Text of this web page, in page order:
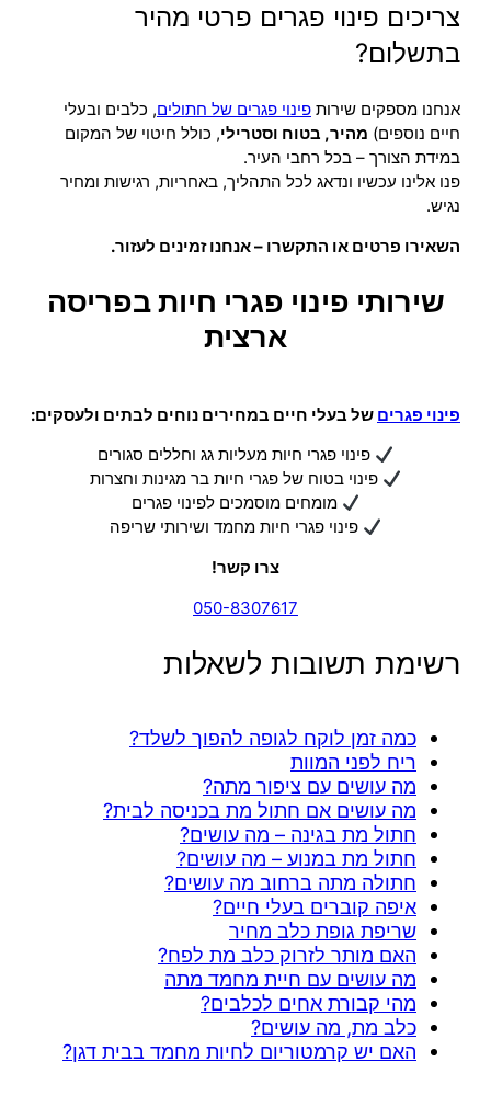
צריכים פינוי פגרים פרטי מהיר
בתשלום?
אנחנו מספקים שירות פינוי פגרים של חתולים, כלבים ובעלי
חיים נוספים) מהיר, בטוח וסטרילי, כולל חיטוי של המקום
במידת הצורך – בכל רחבי העיר.
פנו אלינו עכשיו ונדאג לכל התהליך, באחריות, רגישות ומחיר
נגיש.
השאירו פרטים או התקשרו – אנחנו זמינים לעזור.
שירותי פינוי פגרי חיות בפריסה
ארצית
פינוי פגרים של בעלי חיים במחירים נוחים לבתים ולעסקים:
פינוי פגרי חיות מעליות גג וחללים סגורים
פינוי בטוח של פגרי חיות בר מגינות וחצרות
מומחים מוסמכים לפינוי פגרים
פינוי פגרי חיות מחמד ושירותי שריפה
צרו קשר!
050-8307617
רשימת תשובות לשאלות
כמה זמן לוקח לגופה להפוך לשלד?
ריח לפני המוות
מה עושים עם ציפור מתה?
מה עושים אם חתול מת בכניסה לבית?
חתול מת בגינה – מה עושים?
חתול מת במנוע – מה עושים?
חתולה מתה ברחוב מה עושים?
איפה קוברים בעלי חיים?
שריפת גופת כלב מחיר
האם מותר לזרוק כלב מת לפח?
מה עושים עם חיית מחמד מתה
מהי קבורת אחים לכלבים?
כלב מת, מה עושים?
האם יש קרמטוריום לחיות מחמד בבית דגן?